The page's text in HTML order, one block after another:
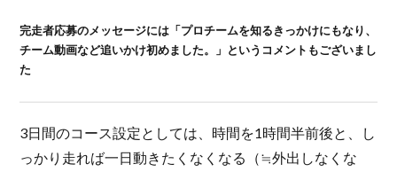
完走者応募のメッセージには「プロチームを知るきっかけにもなり、
チーム動画など追いかけ初めました。」というコメントもございまし
た
3日間のコース設定としては、時間を1時間半前後と、し
っかり走れば一日動きたくなくなる（≒外出しなくな